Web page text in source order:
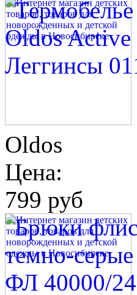
Oldos
Цена:
799 руб